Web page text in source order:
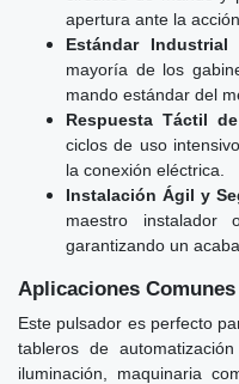
apertura ante la
Estándar Industrial
mayoría de los
mando estándar del
Respuesta Táctil
ciclos de uso
la conexión eléctrica.
Instalación Ágil y
maestro instalador
garantizando un
Aplicaciones
Este pulsador es perfecto
tableros de
iluminación, maquinaria